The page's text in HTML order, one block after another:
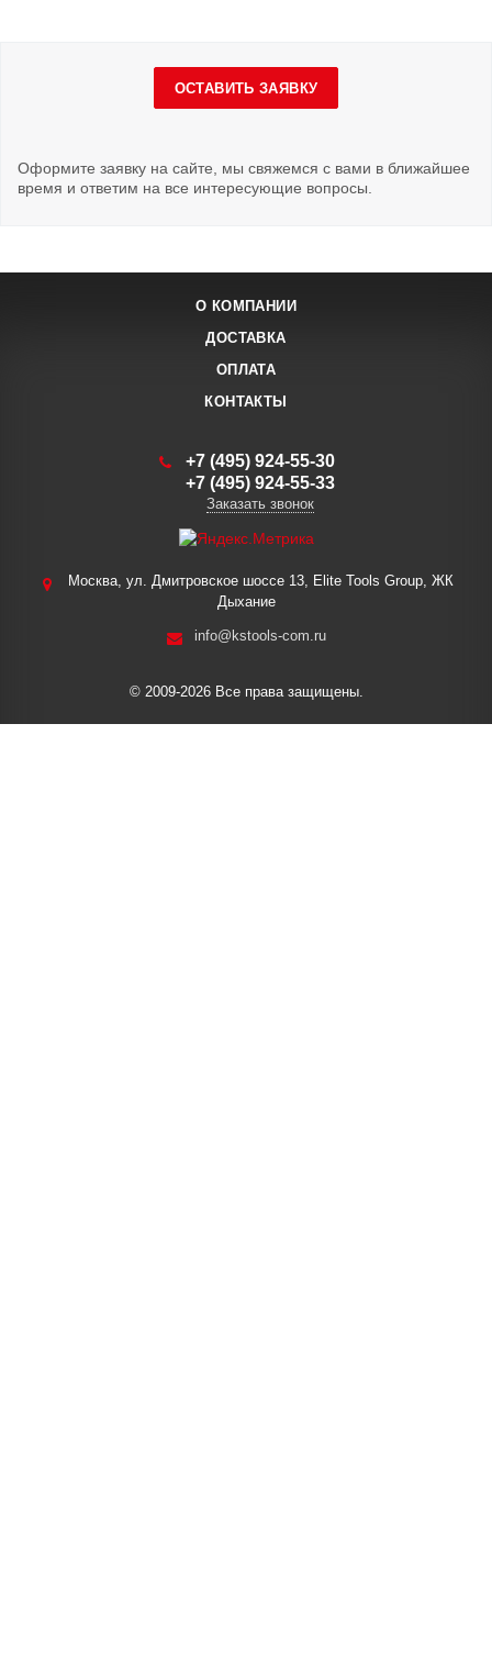
ОСТАВИТЬ ЗАЯВКУ
Оформите заявку на сайте, мы свяжемся с вами в ближайшее
время и ответим на все интересующие вопросы.
О КОМПАНИИ
ДОСТАВКА
ОПЛАТА
КОНТАКТЫ
+7 (495) 924-55-30
+7 (495) 924-55-33
Заказать звонок
Москва, ул. Дмитровское шоссе 13, Elite Tools Group, ЖК
Дыхание
info@kstools-com.ru
© 2009-2026 Все права защищены.